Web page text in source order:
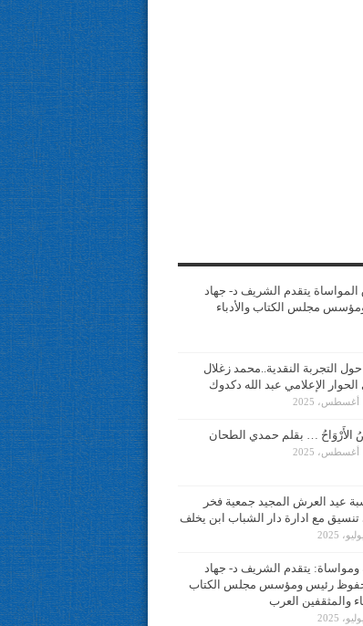
المواساة يتقدم الشريف د- جهاد
مجلس الكتاب والأدباء
التجربة النقدية..محمد زغلال
الحوار الإعلامي عبد الله دكدوك
الأَرْوَاحُ … بقلم حمدي الطحان
عيد العرش المجيد جمعية فخر
تنسيق مع ادارة دار الشباب ابن يخلف
ومواساة: يتقدم الشريف د- جهاد
رئيس ومؤسس مجلس الكتاب
والمثقفين العرب